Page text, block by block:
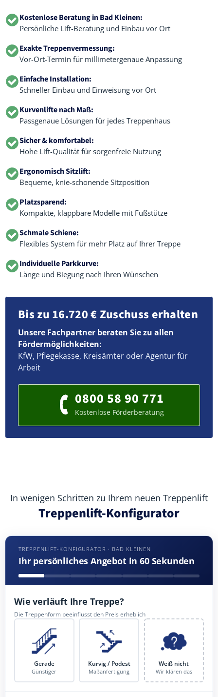
Kostenlose Beratung in Bad Kleinen:
Persönliche Lift-Beratung und Einbau vor Ort
Exakte Treppenvermessung:
Vor-Ort-Termin für millimetergenaue Anpassung
Einfache Installation:
Schneller Einbau und Einweisung vor Ort
Kurvenlifte nach Maß:
Passgenaue Lösungen für jedes Treppenhaus
Sicher & komfortabel:
Hohe Lift-Qualität für sorgenfreie Nutzung
Ergonomisch Sitzlift:
Bequeme, knie-schonende Sitzposition
Platzsparend:
Kompakte, klappbare Modelle mit Fußstütze
Schmale Schiene:
Flexibles System für mehr Platz auf Ihrer Treppe
Individuelle Parkkurve:
Länge und Biegung nach Ihren Wünschen
Bis zu 16.720 € Zuschuss erhalten
Unsere Fachpartner beraten Sie zu allen
Fördermöglichkeiten:
KfW, Pflegekasse, Kreisämter oder Agentur für
Arbeit
0800 58 90 771
Kostenlose Förderberatung
In wenigen Schritten zu Ihrem neuen Treppenlift
Treppenlift-Konfigurator
TREPPENLIFT-KONFIGURATOR · BAD KLEINEN
Ihr persönliches Angebot in 60 Sekunden
Wie verläuft Ihre Treppe?
Die Treppenform beeinflusst den Preis erheblich
Gerade
Günstiger
Kurvig / Podest
Maßanfertigung
Weiß nicht
Wir klären das